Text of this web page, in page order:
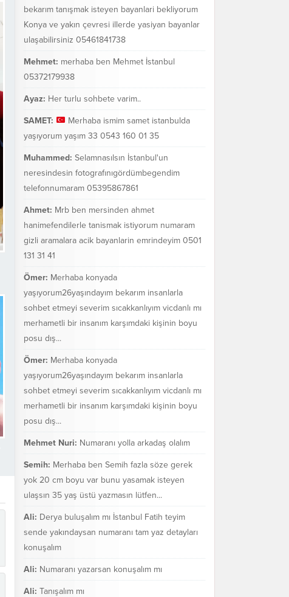
bekarım tanışmak isteyen bayanlari bekliyorum
Konya ve yakın çevresi illerde yasiyan bayanlar
ulaşabilirsiniz 05461841738
Mehmet: merhaba ben Mehmet İstanbul
05372179938
Ayaz: Her turlu sohbete varim..
SAMET:
Merhaba ismim samet istanbulda
yaşıyorum yaşım 33 0543 160 01 35
Muhammed: Selamnasılsın İstanbul'un
neresindesin fotografınıgördümbegendim
telefonnumaram 05395867861
Ahmet: Mrb ben mersinden ahmet
hanimefendilerle tanismak istiyorum numaram
gizli aramalara acik bayanlarin emrindeyim 0501
131 31 41
Ömer: Merhaba konyada
yaşıyorum26yaşındayım bekarım insanlarla
sohbet etmeyi severim sıcakkanlıyım vicdanlı mı
merhametli bir insanım karşımdaki kişinin boyu
posu dış...
Ömer: Merhaba konyada
yaşıyorum26yaşındayım bekarım insanlarla
sohbet etmeyi severim sıcakkanlıyım vicdanlı mı
merhametli bir insanım karşımdaki kişinin boyu
posu dış...
Mehmet Nuri: Numaranı yolla arkadaş olalım
Semih: Merhaba ben Semih fazla söze gerek
yok 20 cm boyu var bunu yasamak isteyen
ulaşsın 35 yaş üstü yazmasın lütfen...
Ali: Derya buluşalım mı İstanbul Fatih teyim
sende yakındaysan numaranı tam yaz detayları
konuşalım
Ali: Numaranı yazarsan konuşalım mı
Ali: Tanışalım mı